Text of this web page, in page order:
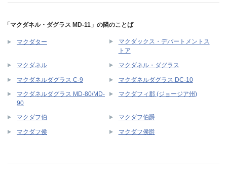
「マクダネル・ダグラス MD-11」の隣のことば
マクダター
マクダックス・デパートメントス
トア
マクダネル マクダネル・ダグラス
マクダネルダグラス C-9
マクダネルダグラス DC-10
マクダネルダグラス MD-80/MD-
90
マクダフィ郡 (ジョージア州)
マクダフ伯 マクダフ伯爵
マクダフ侯 マクダフ侯爵